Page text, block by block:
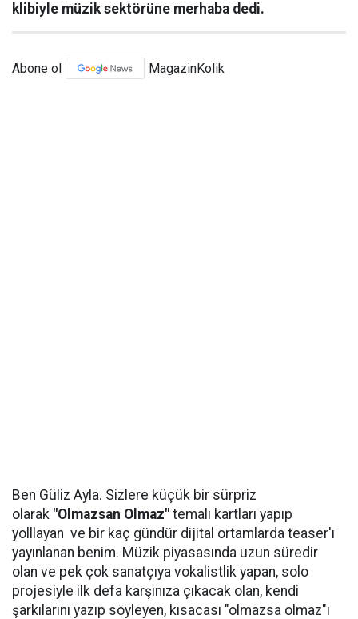
klibiyle müzik sektörüne merhaba dedi.
Abone ol MagazinKolik
Ben Güliz Ayla. Sizlere küçük bir sürpriz
olarak "Olmazsan Olmaz" temalı kartları yapıp
yolllayan ve bir kaç gündür dijital ortamlarda teaser'ı
yayınlanan benim. Müzik piyasasında uzun süredir
olan ve pek çok sanatçıya vokalistlik yapan, solo
projesiyle ilk defa karşınıza çıkacak olan, kendi
şarkılarını yazıp söyleyen, kısacası "olmazsa olmaz"ı